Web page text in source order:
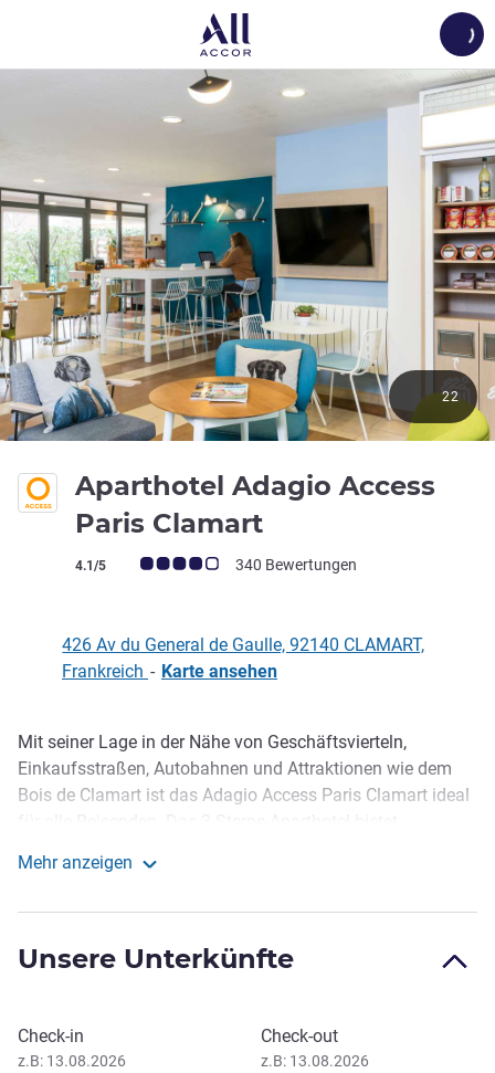
Aparthotel Adagio Access
Paris Clamart
Note Kundenmeinungen (Bewertung ALL)
4.1/5 340 Bewertungen
22
426 Av du General de Gaulle, 92140 CLAMART,
Frankreich - Karte ansehen
Beschreibung
Mit seiner Lage in der Nähe von Geschäftsvierteln,
Einkaufsstraßen, Autobahnen und Attraktionen wie dem
Bois de Clamart ist das Adagio Access Paris Clamart ideal
mit ausgestatteter Küche und liegt in der Nähe von
Momente im angelegten Garten, für intensive
Arbeitssitzungen am großen Gemeinschaftstisch oder in
Mehr anzeigen
Unsere Unterkünfte
Dieses Hotel buchen
Check-in
z.B: 13.08.2026
Check-out
z.B: 13.08.2026